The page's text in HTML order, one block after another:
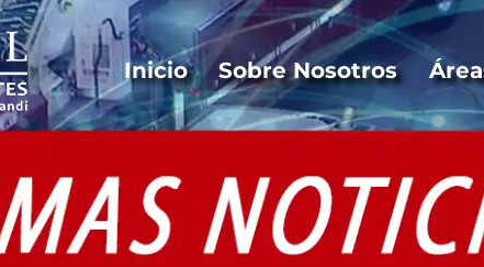
Inicio Sobre Nosotros